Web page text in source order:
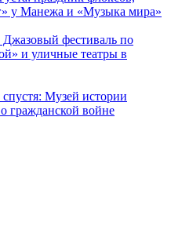
у Манежа и «Музыка мира»
фестиваль по
и уличные театры в
Музей истории
гражданской войне